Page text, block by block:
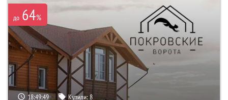
до 64%
18:49:48 Купили:8